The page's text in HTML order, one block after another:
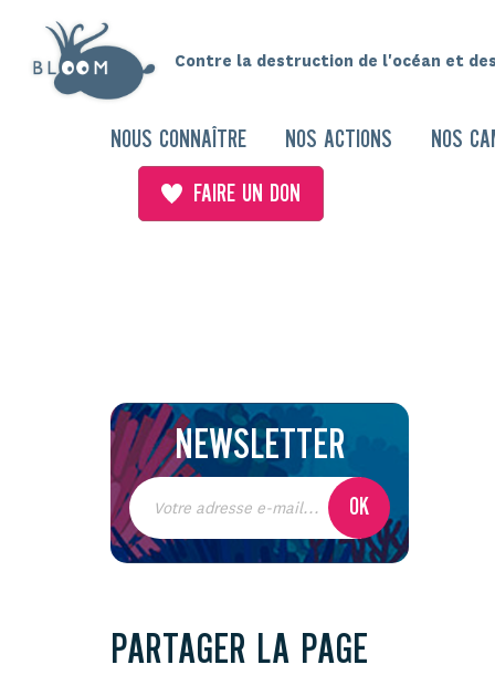
Contre la destruction de l'océan et
NOUS CONNAÎTRE NOS ACTIONS NOS
FAIRE UN DON
NEWSLETTER
PARTAGER LA PAGE